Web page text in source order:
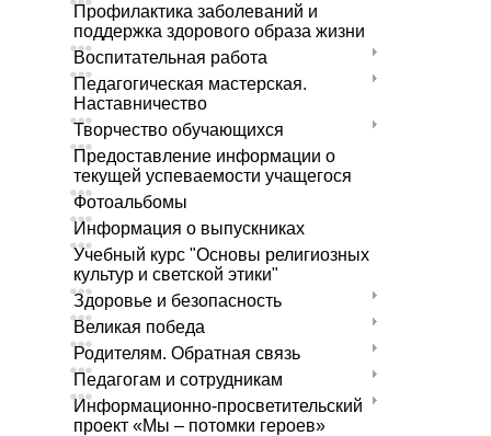
Профилактика заболеваний и
поддержка здорового образа жизни
Воспитательная работа
Педагогическая мастерская.
Наставничество
Творчество обучающихся
Предоставление информации о
текущей успеваемости учащегося
Фотоальбомы
Информация о выпускниках
Учебный курс "Основы религиозных
культур и светской этики"
Здоровье и безопасность
Великая победа
Родителям. Обратная связь
Педагогам и сотрудникам
Информационно-просветительский
проект «Мы – потомки героев»